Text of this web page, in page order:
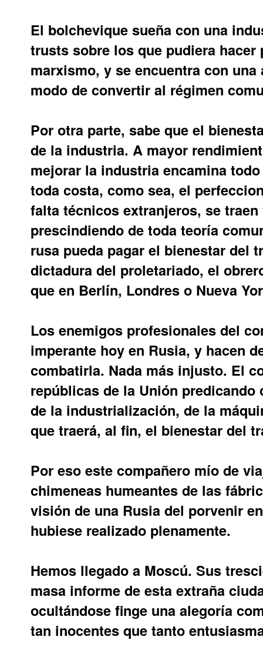
El bolchevique sueña con una
trusts sobre los que pudiera
marxismo, y se encuentra con
modo de convertir al régimen
Por otra parte, sabe que el
de la industria. A mayor
mejorar la industria encamina
toda costa, como sea, el
falta técnicos extranjeros, se
prescindiendo de toda teoría
rusa pueda pagar el bienestar del
dictadura del proletariado, el
que en Berlín, Londres o Nueva
Los enemigos profesionales del
imperante hoy en Rusia, y hacen
combatirla. Nada más injusto. El
repúblicas de la Unión
de la industrialización, de la
que traerá, al fin, el bienestar del
Por eso este compañero mío de
chimeneas humeantes de las
visión de una Rusia del porvenir
hubiese realizado plenamente.
Hemos llegado a Moscú. Sus
masa informe de esta extraña
ocultándose finge una alegoría
tan inocentes que tanto